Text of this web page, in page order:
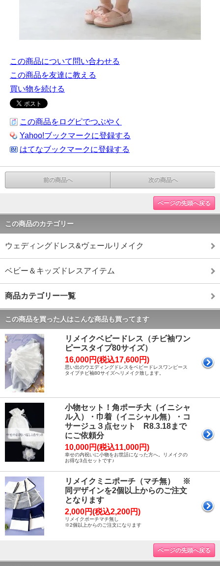
この商品について問い合わせる
この商品を友達に教える
買い物を続ける
この商品をログピでつぶやく
Yahoo!ブックマークに登録する
はてなブックマークに登録する
前の商品へ 次の商品へ
ページの先頭へ戻る
この商品のカテゴリー
ウェディングドレス&ヴェールリメイク
ベビー＆キッズドレスアイテム
商品カテゴリー一覧
この商品を買った人はこんな商品も買ってます
リメイクベビードレス（チビ袖ワン
ピースタイプ80サイズ）
16,000円(税込17,600円)
思い出のウエディングドレスをベビードレスワンピース
タイプチビ袖80サイズへリメイク致します。
小物セット！角ポーチ大（イニシャ
ル入）・巾着（イニシャル無）・コ
サージュ３点セット R8.3.18まで
にご依頼分
10,000円(税込11,000円)
幸せの内祝いに小物をお世話になった方へ。リメイクの
お得な3点セットです♪
リメイクミニポーチ（マチ無） ※
同デザインを2個以上からのご注文
となります
2,000円(税込2,200円)
リメイクポーチマチ無し
※2個以上からのご注文になります
ページの先頭へ戻る